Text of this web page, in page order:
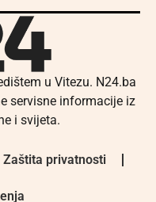
u Vitezu. N24.ba
servisne informacije iz
i svijeta.
Zaštita privatnosti